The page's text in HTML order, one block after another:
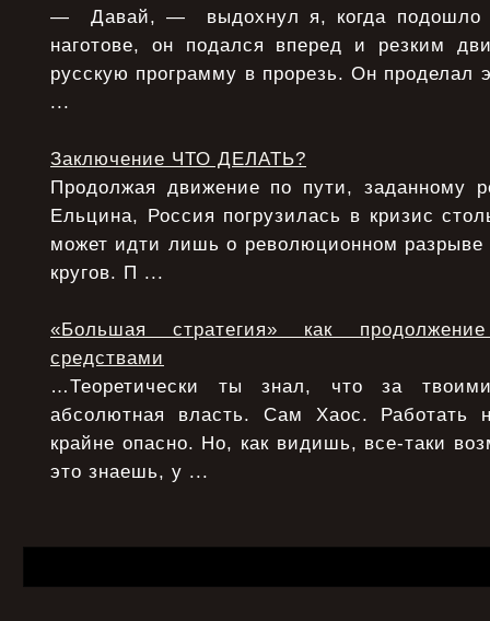
— Давай, — выдохнул я, когда подошло
наготове, он подался вперед и резким
русскую программу в прорезь. Он проделал
...
Заключение ЧТО ДЕЛАТЬ?
Продолжая движение по пути, заданному
Ельцина, Россия погрузилась в кризис
может идти лишь о революционном
кругов. П ...
«Большая стратегия» как
средствами
…Теоретически ты знал, что за
абсолютная власть. Сам Хаос. Работать
крайне опасно. Но, как видишь, все-таки
это знаешь, у ...